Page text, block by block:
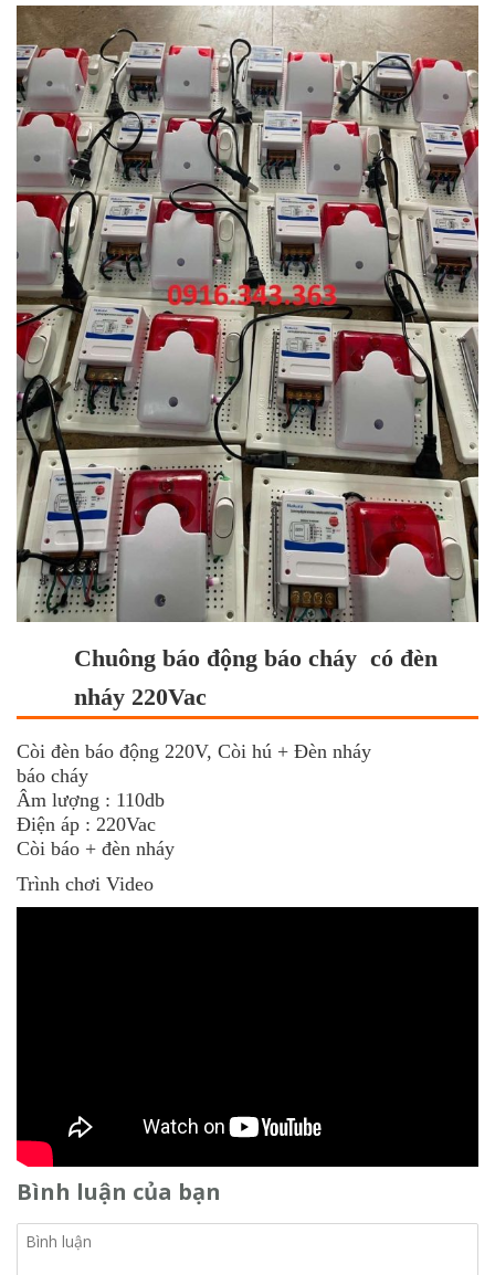
Chuông báo động báo cháy có đèn
nháy 220Vac
Còi đèn báo động 220V, Còi hú + Đèn nháy
báo cháy
Âm lượng : 110db
Điện áp : 220Vac
Còi báo + đèn nháy
Trình chơi Video
Bình luận của bạn